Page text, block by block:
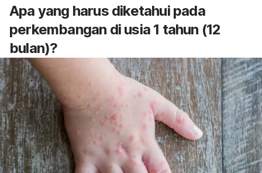
Apa yang harus diketahui pada
perkembangan di usia 1 tahun (12
bulan)?